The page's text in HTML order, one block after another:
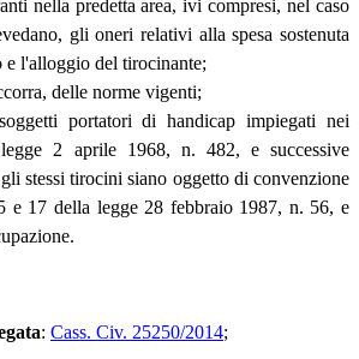
nella predetta area, ivi compresi, nel caso
gli oneri relativi alla spesa sostenuta
l'alloggio del tirocinante;
delle norme vigenti;
portatori di handicap impiegati nei
2 aprile 1968, n. 482, e successive
stessi tirocini siano oggetto di convenzione
e 17 della legge 28 febbraio 1987, n. 56, e
: Cass. Civ. 25250/2014;